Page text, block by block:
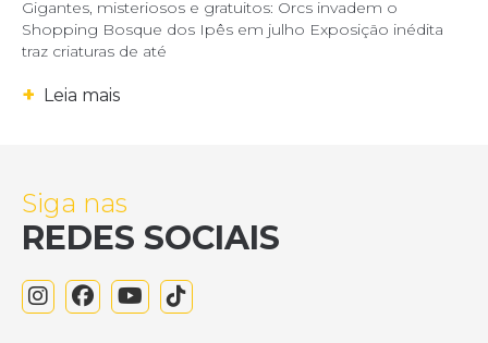
Gigantes, misteriosos e gratuitos: Orcs invadem o
Shopping Bosque dos Ipês em julho Exposição inédita
traz criaturas de até
+ Leia mais
Siga nas
REDES SOCIAIS